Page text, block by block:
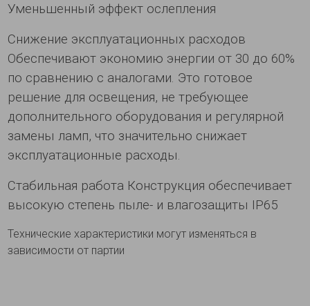
Уменьшенный эффект ослепления
Снижение эксплуатационных расходов
Обеспечивают экономию энергии от 30 до 60%
по сравнению с аналогами. Это готовое
решение для освещения, не требующее
дополнительного оборудования и регулярной
замены ламп, что значительно снижает
эксплуатационные расходы.
Стабильная работа Конструкция обеспечивает
высокую степень пыле- и влагозащиты IР65
Технические характеристики могут изменяться в
зависимости от партии